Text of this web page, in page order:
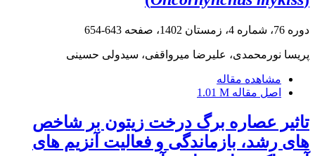
دوره 76، شماره 4، زمستان 1402، صفحه 643-654
پریسا نورمحمدی، علیرضا میرواقفی، سیدولی حسینی
مشاهده مقاله
اصل مقاله 1.01 M
تاثیر عصاره برگ درخت زیتون بر شاخص
های رشد، بازماندگی و فعالیت آنزیم های